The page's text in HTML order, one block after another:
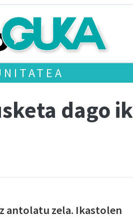
dago
antolatu zela. Ikastolen